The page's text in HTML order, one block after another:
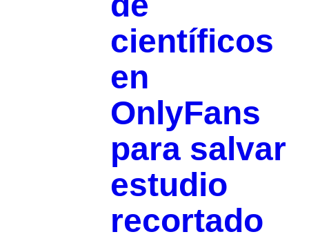
científicos
en
OnlyFans
para salvar
estudio
recortado